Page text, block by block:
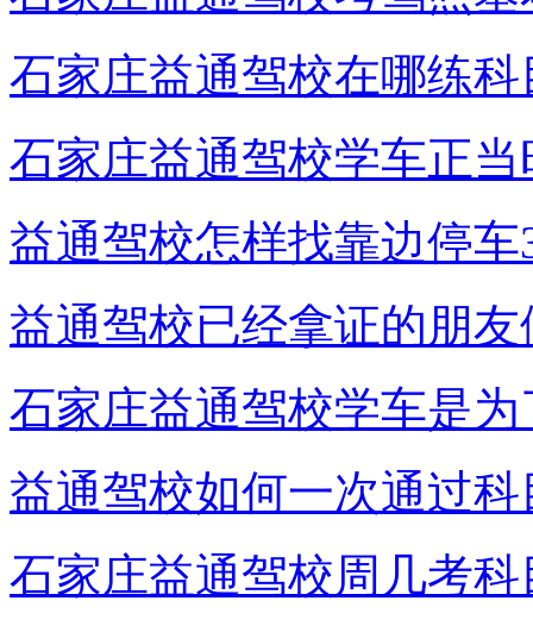
石家庄益通驾校在哪练科
石家庄益通驾校学车正
益通驾校怎样找靠边停车
益通驾校已经拿证的朋
石家庄益通驾校学车是为
益通驾校如何一次通过
石家庄益通驾校周几考科